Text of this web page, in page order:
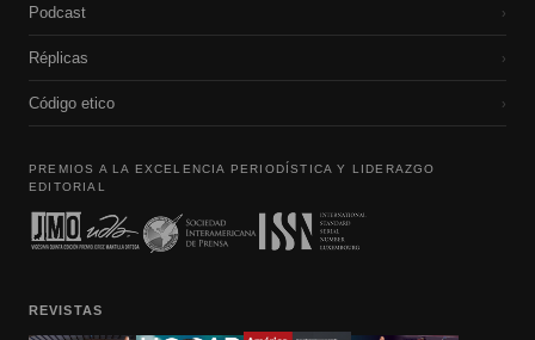
Podcast ›
Réplicas ›
Código etico ›
PREMIOS A LA EXCELENCIA PERIODÍSTICA Y LIDERAZGO
EDITORIAL
REVISTAS